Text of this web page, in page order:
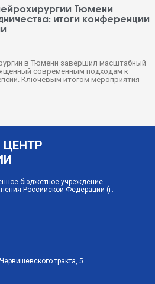
Тюмени
итоги конференции
в Тюмени завершил масштабный
современным подходам к
Ключевым итогом мероприятия
бюджетное учреждение
Российской Федерации (г.
тракта, 5